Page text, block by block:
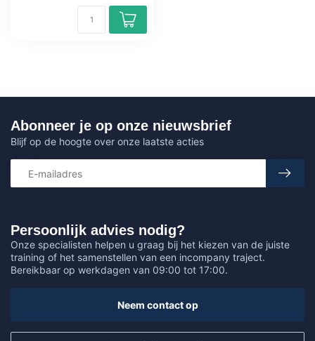
Persoonlijk advies nodig?
Onze specialisten helpen u graag bij het kiezen van de juiste
training of het samenstellen van een incompany traject.
Bereikbaar op werkdagen van 09:00 tot 17:00.
Neem contact op
Abonneer je op onze nieuwsbrief
Blijf op de hoogte over onze laatste acties